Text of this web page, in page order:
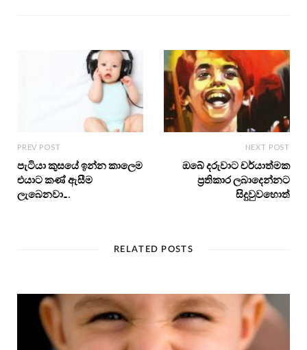
PREV POST
පැටියා කුසයේ ඉන්න කාලෙම
එයාට කණ් ඇසීම
ලැබෙනවා….
NEXT POST
ඔබේ දරුවාට චර්යාත්මක
ප්‍රතිකාර ලබාදෙන්නට
සිදුවුවහොත්
RELATED POSTS